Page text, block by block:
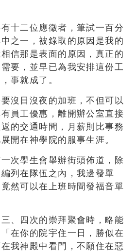
十二位應徵者，筆試一百分
之一，被錄取的原因是我的
信那是表面的原因，真正的
要，並早已為我安排這份工
事就成了。
沒日沒夜的加班，不但可以
員工優惠，離開辦公室直接
的交通時間，月薪則比事務
開在神學院的服事生涯。
次學生會舉辦街頭佈道，除
列在隊伍之內，我邊發單
然可以在上班時間發福音單
、四次的崇拜聚會時，略能
在你的院宇住一日，勝似在
我神殿中看門，不願住在惡